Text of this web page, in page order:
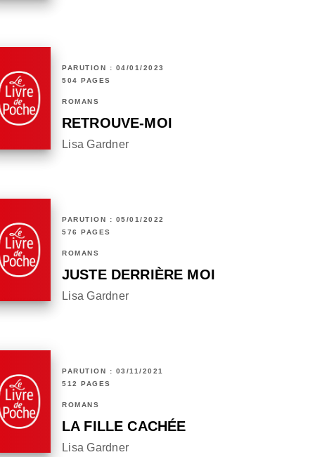
PARUTION : 04/01/2023
504 PAGES
ROMANS
RETROUVE-MOI
Lisa Gardner
PARUTION : 05/01/2022
576 PAGES
ROMANS
JUSTE DERRIÈRE MOI
Lisa Gardner
PARUTION : 03/11/2021
512 PAGES
ROMANS
LA FILLE CACHÉE
Lisa Gardner